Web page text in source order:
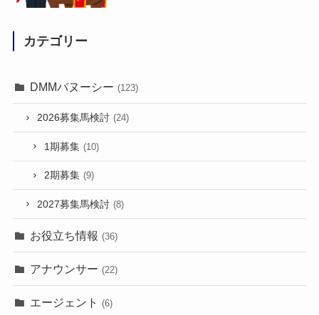
カテゴリー
DMMバヌーシー (123)
2026募集馬検討 (24)
1期募集 (10)
2期募集 (9)
2027募集馬検討 (8)
お役立ち情報 (36)
アナウンサー (22)
エージェント (6)